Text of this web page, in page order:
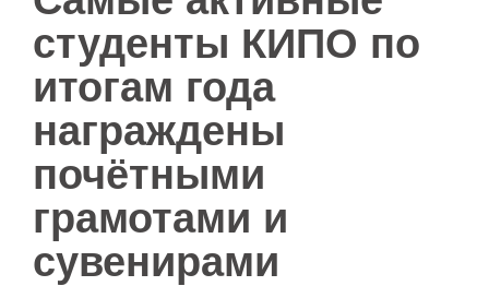
студенты КИПО по
итогам года
награждены
почётными
грамотами и
сувенирами